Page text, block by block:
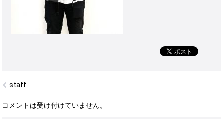
staff
コメントは受け付けていません。